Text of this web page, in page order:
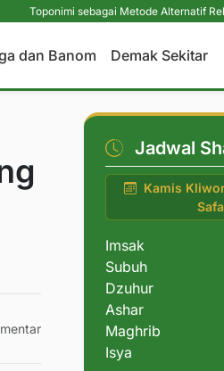
sebagai Metode Alternatif Rekonstruksi
dan Banom Demak Sekitar
Jadwal
Kamis
Imsak
Subuh
Dzuhur
Ashar
Maghrib
Isya